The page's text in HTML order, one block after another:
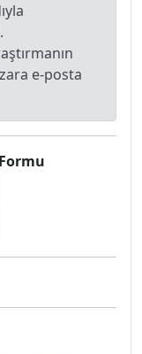
e-posta